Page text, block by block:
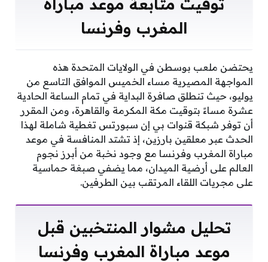
المغرب وفرنسا
يحتضن ملعب بوسطن في الولايات المتحدة هذه
المواجهة المصيرية مساء الخميس الموافق التاسع من
يوليو، حيث تنطلق صافرة البداية في تمام الساعة الحادية
عشرة مساءً بتوقيت مكة المكرمة والقاهرة، ومن المقرر
أن توفر شبكة قنوات بي إن سبورتس تغطية شاملة لهذا
الحدث عبر معلقين بارزين، إذ تشتد المنافسة في موعد
مباراة المغرب وفرنسا مع وجود نخبة من أبرز نجوم
العالم على أرضية الميدان، مما يضفي صبغة حماسية
على مجريات اللقاء المرتقب بين الطرفين.
تحليل مشوار المنتخبين قبل
موعد مباراة المغرب وفرنسا